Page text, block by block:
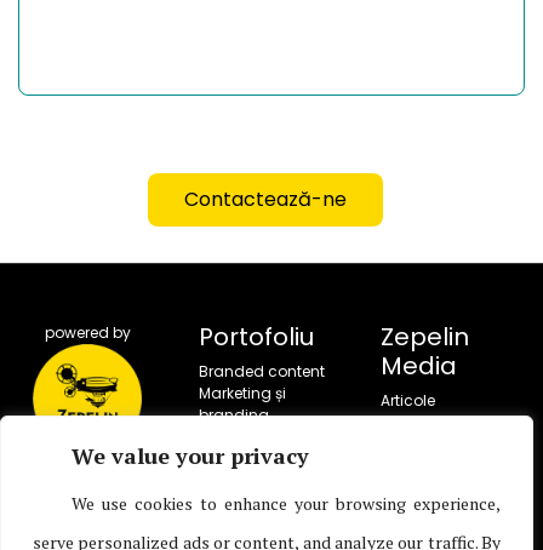
We value your privacy
We use cookies to enhance your browsing experience,
serve personalized ads or content, and analyze our traffic. By
Contactează-ne
powered by Portofoliu
Branded content
Marketing și
branding
Corporate video
Live entertainment
Zepelin
Media
Articole
Portofoliu
Contact